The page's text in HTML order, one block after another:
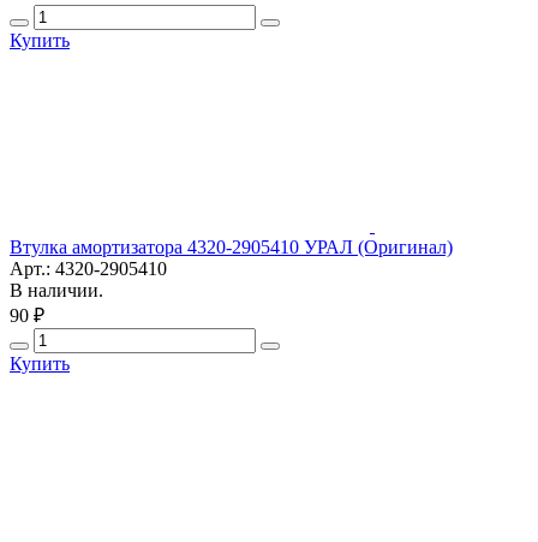
Купить
Втулка амортизатора 4320-2905410 УРАЛ (Оригинал)
Арт.: 4320-2905410
В наличии.
90 ₽
Купить